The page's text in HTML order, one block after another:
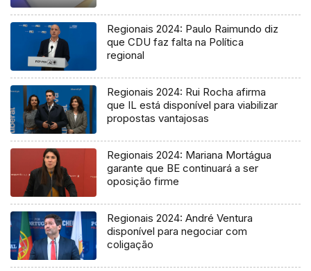
Regionais 2024: Paulo Raimundo diz
que CDU faz falta na Política
regional
Regionais 2024: Rui Rocha afirma
que IL está disponível para viabilizar
propostas vantajosas
Regionais 2024: Mariana Mortágua
garante que BE continuará a ser
oposição firme
Regionais 2024: André Ventura
disponível para negociar com
coligação